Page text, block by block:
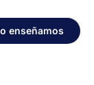
enseñamos